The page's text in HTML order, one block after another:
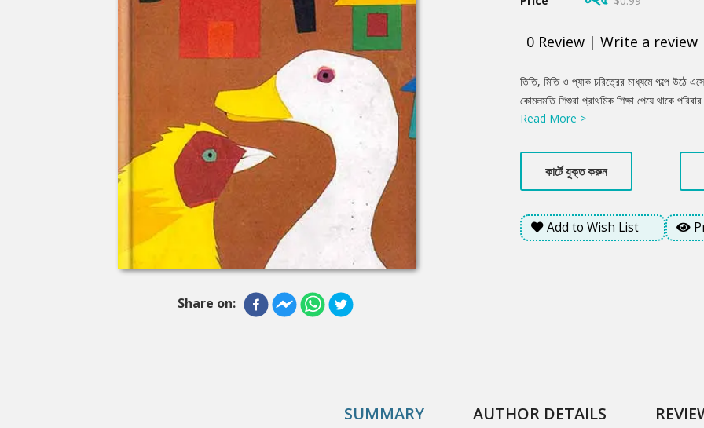
Share on:
0 Review | Write a review
Product
Summery
তিতি, মিতি ও প্যাক চরিত্রের মাধ্যমে গল্পে উঠে
কোমলমতি শিশুরা প্রাথমিক শিক্ষা পেয়ে থাকে
সুন্দরভাবে গাঁথুনি পেয়েছে। অনেক সময় মায়ের
Read More >
কার্টে যুক্ত করুন
Add to Wish List
SUMMARY AUTHOR DETAILS